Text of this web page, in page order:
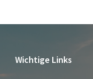
Wichtige Links